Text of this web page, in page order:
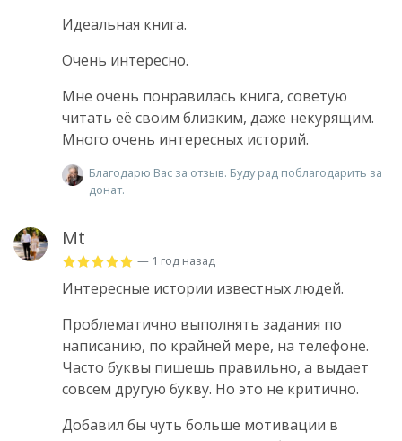
Идеальная книга.
Очень интересно.
Мне очень понравилась книга, советую
читать её своим близким, даже некурящим.
Много очень интересных историй.
Благодарю Вас за отзыв. Буду рад поблагодарить за
донат.
Mt
— 1 год назад
Интересные истории известных людей.
Проблематично выполнять задания по
написанию, по крайней мере, на телефоне.
Часто буквы пишешь правильно, а выдает
совсем другую букву. Но это не критично.
Добавил бы чуть больше мотивации в